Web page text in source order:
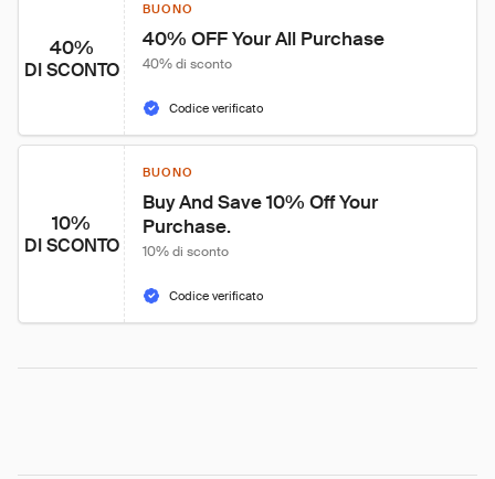
40%
DI SCONTO
BUONO
40% OFF Your All Purchase
40% di sconto
Codice verificato
10%
DI SCONTO
BUONO
Buy And Save 10% Off Your
Purchase.
10% di sconto
Codice verificato